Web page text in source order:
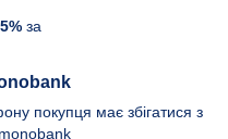
за
покупця має збігатися з